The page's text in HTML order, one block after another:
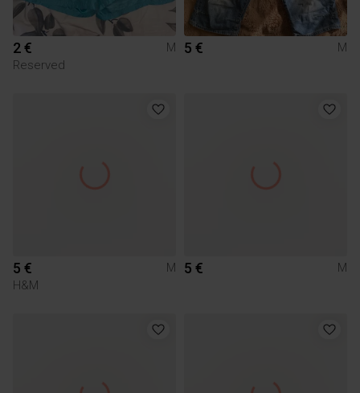
2 €
M
Reserved
5 € M
5 €
M
H&M
5 € M